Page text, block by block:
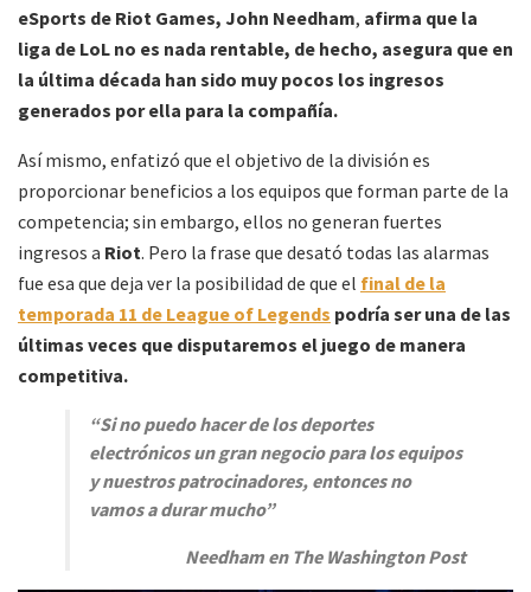
eSports de Riot Games, John Needham, afirma que la
liga de LoL no es nada rentable, de hecho, asegura que en
la última década han sido muy pocos los ingresos
generados por ella para la compañía.
Así mismo, enfatizó que el objetivo de la división es
proporcionar beneficios a los equipos que forman parte de la
competencia; sin embargo, ellos no generan fuertes
ingresos a Riot. Pero la frase que desató todas las alarmas
fue esa que deja ver la posibilidad de que el final de la
temporada 11 de League of Legends podría ser una de las
últimas veces que disputaremos el juego de manera
competitiva.
“Si no puedo hacer de los deportes
electrónicos un gran negocio para los equipos
y nuestros patrocinadores, entonces no
vamos a durar mucho”
Needham en The Washington Post